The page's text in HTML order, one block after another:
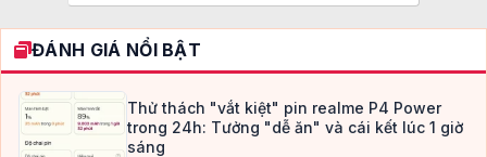
ĐÁNH GIÁ NỔI BẬT
Thử thách "vắt kiệt" pin realme P4 Power
trong 24h: Tưởng "dễ ăn" và cái kết lúc 1 giờ
sáng